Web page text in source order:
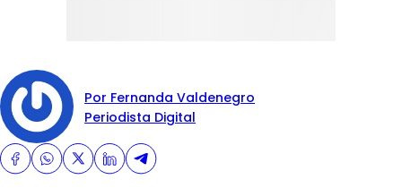
Por Fernanda Valdenegro
Periodista Digital